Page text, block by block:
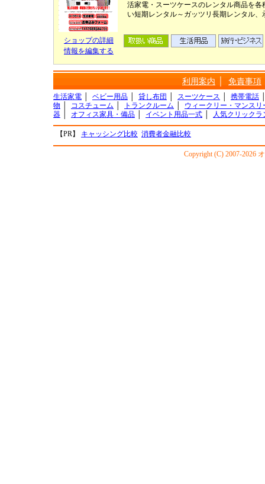
活家電・スーツケースのレンタル商品を
い短期レンタル～ガッツリ長期レンタル
ショップの詳細
情報を編集する
利用案内 免責事項
生活家電 ベビー用品 貸し布団 スーツケース 携帯電話
物
コスチューム トランクルーム
ウィークリー・マンスリ
器
オフィス家具・備品 イベント用品一式 人気クリックラ
【PR】 キャッシング比較 消費者金融比較
Copyright (C) 2007-2026